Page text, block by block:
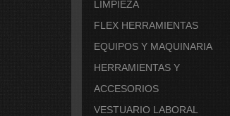
LIMPIEZA
FLEX HERRAMIENTAS
EQUIPOS Y MAQUINARIA
HERRAMIENTAS Y
ACCESORIOS
VESTUARIO LABORAL